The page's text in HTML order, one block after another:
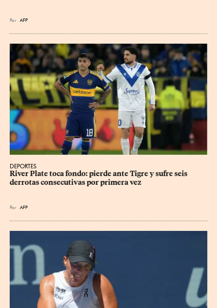
Por AFP
DEPORTES
River Plate toca fondo: pierde ante Tigre y sufre seis
derrotas consecutivas por primera vez
Por AFP